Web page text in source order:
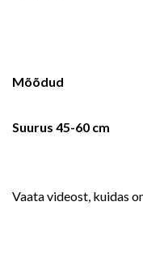
Mõõdud
Suurus 45-60 cm
Vaata videost, kuidas